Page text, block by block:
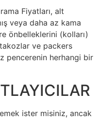
Fiyatları, alt
veya daha az kama
önbelleklerini (kolları)
ve packers
pencerenin herhangi bir
ister misiniz, ancak